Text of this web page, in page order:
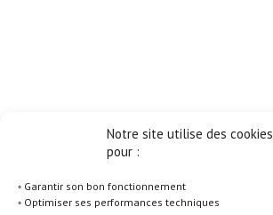
Notre site utilise des cookies
pour :
◦ Garantir son bon fonctionnement
◦ Optimiser ses performances techniques